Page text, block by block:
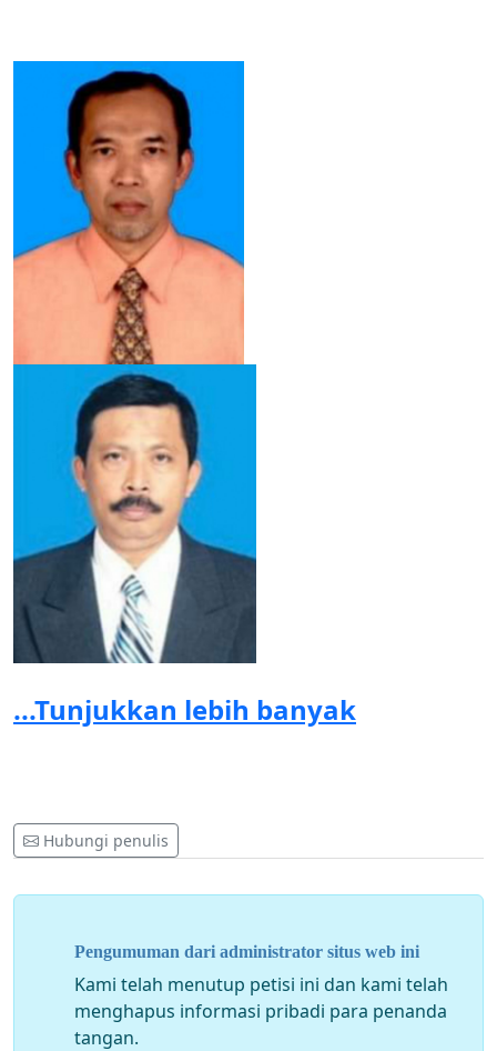
...Tunjukkan lebih banyak
Hubungi penulis
Pengumuman dari administrator situs web ini
Kami telah menutup petisi ini dan kami telah
menghapus informasi pribadi para penanda
tangan.